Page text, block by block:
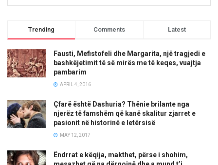
Trending Comments Latest
Fausti, Mefistofeli dhe Margarita, një tragjedi e
bashkëjetimit të së mirës me të keqes, vuajtja
pambarim
APRIL 4, 2016
Çfarë është Dashuria? Thënie brilante nga
njerëz të famshëm që kanë skalitur zjarret e
pasionit në historinë e letërsisë
MAY 12, 2017
Ëndrrat e këqija, makthet, përse i shohim,